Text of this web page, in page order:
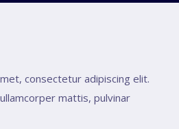
consectetur adipiscing elit.
mattis, pulvinar